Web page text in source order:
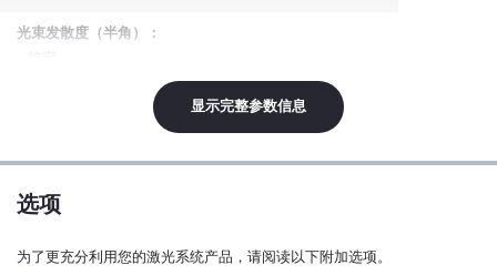
光束发散度（半角）：
极化比：
100:1
± 5 度
显示完整参数信息
选项
为了更充分利用您的激光系统产品，请阅读以下附加选项。